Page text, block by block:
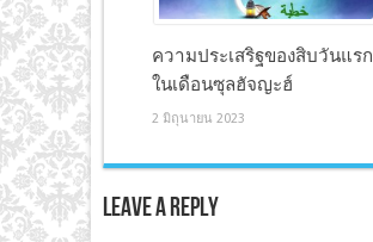
ความประเสริฐของสิบวันแรก
ในเดือนซุลฮัจญะฮ์
2 มิถุนายน 2023
Leave a Reply